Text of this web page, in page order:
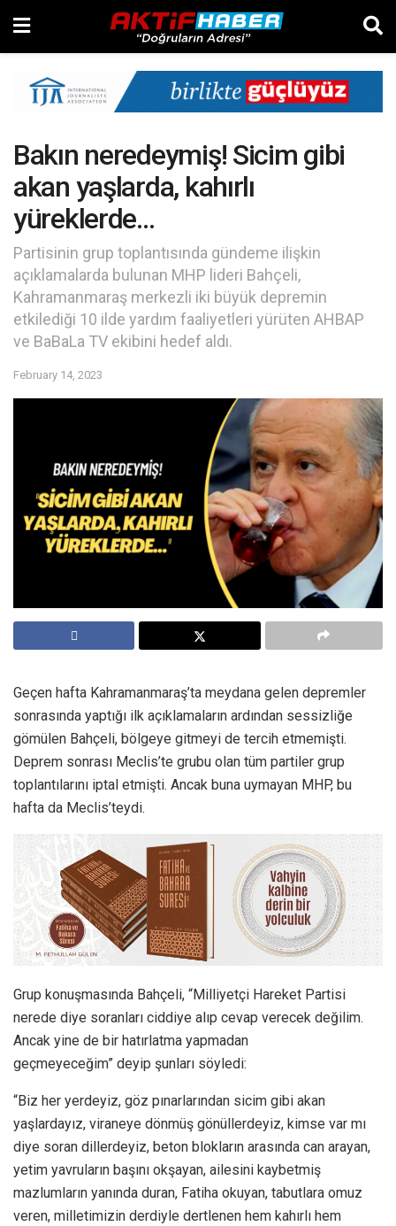
Bakın neredeymiş! Sicim gibi
akan yaşlarda, kahırlı
yüreklerde…
Partisinin grup toplantısında gündeme ilişkin
açıklamalarda bulunan MHP lideri Bahçeli,
Kahramanmaraş merkezli iki büyük depremin
etkilediği 10 ilde yardım faaliyetleri yürüten AHBAP
ve BaBaLa TV ekibini hedef aldı.
February 14, 2023
Geçen hafta Kahramanmaraş’ta meydana gelen depremler
sonrasında yaptığı ilk açıklamaların ardından sessizliğe
gömülen Bahçeli, bölgeye gitmeyi de tercih etmemişti.
Deprem sonrası Meclis’te grubu olan tüm partiler grup
toplantılarını iptal etmişti. Ancak buna uymayan MHP, bu
hafta da Meclis’teydi.
Grup konuşmasında Bahçeli, “Milliyetçi Hareket Partisi
nerede diye soranları ciddiye alıp cevap verecek değilim.
Ancak yine de bir hatırlatma yapmadan
geçmeyeceğim” deyip şunları söyledi:
“Biz her yerdeyiz, göz pınarlarından sicim gibi akan
yaşlardayız, viraneye dönmüş gönüllerdeyiz, kimse var mı
diye soran dillerdeyiz, beton blokların arasında can arayan,
yetim yavruların başını okşayan, ailesini kaybetmiş
mazlumların yanında duran, Fatiha okuyan, tabutlara omuz
veren, milletimizin derdiyle dertlenen hem kahırlı hem